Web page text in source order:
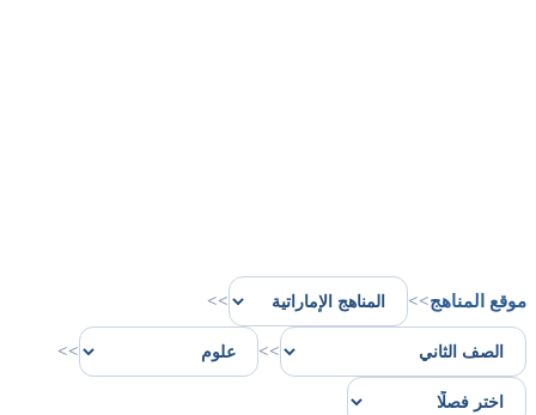
موقع المناهج>>
>>
>>
>>